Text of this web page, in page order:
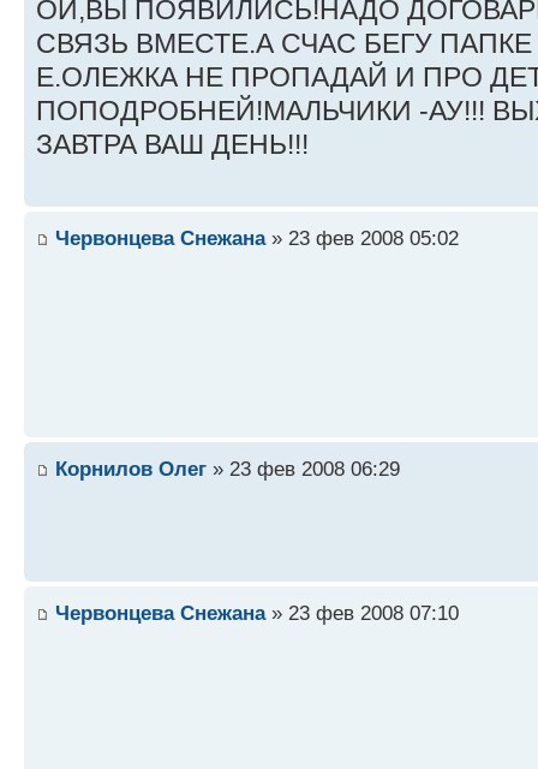
ОЙ,ВЫ ПОЯВИЛИСЬ!НАДО
СВЯЗЬ ВМЕСТЕ.А СЧАС БЕГУ
Е.ОЛЕЖКА НЕ ПРОПАДАЙ И ПРО
ПОПОДРОБНЕЙ!МАЛЬЧИКИ -АУ!!!
ЗАВТРА ВАШ ДЕНЬ!!!
Червонцева Снежана» 23 фев 2008 05:02
Корнилов Олег » 23 фев 2008 06:29
Червонцева Снежана» 23 фев 2008 07:10